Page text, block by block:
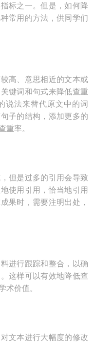
标之一。但是，如何降
常用的方法，供同学们
高、意思相近的文本或
键词和句式来降低查重
说法来替代原文中的词
子的结构，添加更多的
重率。
但是过多的引用会导致
使用引用，恰当地引用
果时，需要注明出处，
进行跟踪和整合，以确
这样可以有效地降低查
术价值。
文本进行大幅度的修改